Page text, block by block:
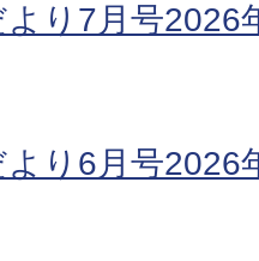
り7月号2026
り6月号2026